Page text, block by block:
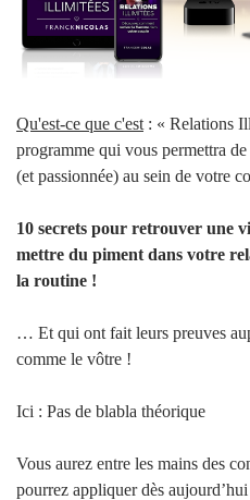
Qu'est-ce que c'est : « Relations
programme qui vous permettra
(et passionnée) au sein de votre
10 secrets pour retrouver une
mettre du piment dans votre
la routine !
… Et qui ont fait leurs preuves
comme le vôtre !
Ici : Pas de blabla théorique
Vous aurez entre les mains des
pourrez appliquer dès